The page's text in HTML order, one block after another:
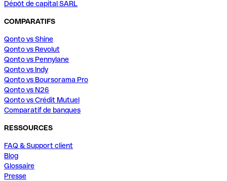
Dépôt de capital SARL
COMPARATIFS
Qonto vs Shine
Qonto vs Revolut
Qonto vs Pennylane
Qonto vs Indy
Qonto vs Boursorama Pro
Qonto vs N26
Qonto vs Crédit Mutuel
Comparatif de banques
RESSOURCES
FAQ & Support client
Blog
Glossaire
Presse